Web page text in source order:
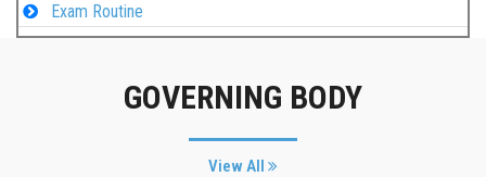
Exam Routine
GOVERNING BODY
View All